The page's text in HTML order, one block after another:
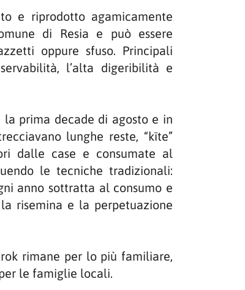
e riprodotto agamicamente
di Resia e può essere
oppure sfuso. Principali
l’alta digeribilità e
prima decade di agosto e in
lunghe reste, “kïte”
dalle case e consumate al
le tecniche tradizionali:
anno sottratta al consumo e
risemina e la perpetuazione
rimane per lo più familiare,
le famiglie locali.